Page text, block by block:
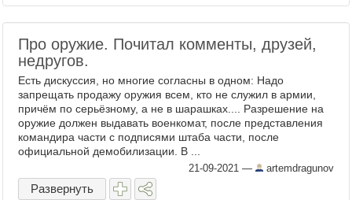
Про оружие. Почитал комменты, друзей,
недругов.
Есть дискуссия, но многие согласны в одном: Надо
запрещать продажу оружия всем, кто не служил в армии,
причём по серьёзному, а не в шарашках.... Разрешение на
оружие должен выдавать военкомат, после представления
командира части с подписями штаба части, после
официальной демобилизации. В ...
21-09-2021 — artemdragunov
Развернуть